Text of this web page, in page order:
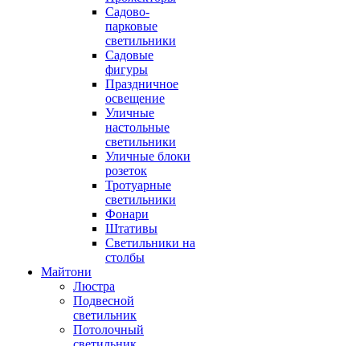
Садово-
парковые
светильники
Садовые
фигуры
Праздничное
освещение
Уличные
настольные
светильники
Уличные блоки
розеток
Тротуарные
светильники
Фонари
Штативы
Светильники на
столбы
Майтони
Люстра
Подвесной
светильник
Потолочный